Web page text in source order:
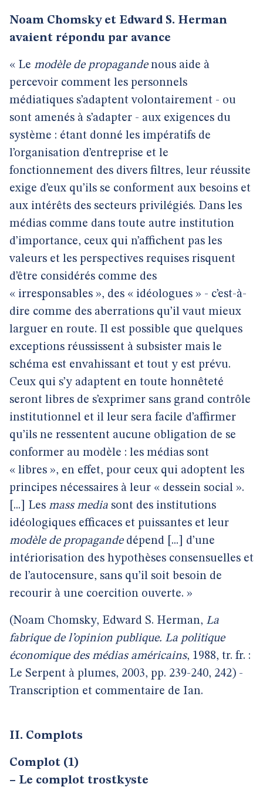
Noam Chomsky et Edward S. Herman
avaient répondu par avance
« Le modèle de propagandenous aide à
percevoir comment les personnels
médiatiques s’adaptent volontairement - ou
sont amenés à s’adapter - aux exigences du
système : étant donné les impératifs de
l’organisation d’entreprise et le
fonctionnement des divers filtres, leur réussite
exige d’eux qu’ils se conforment aux besoins et
aux intérêts des secteurs privilégiés. Dans les
médias comme dans toute autre institution
d’importance, ceux qui n’affichent pas les
valeurs et les perspectives requises risquent
d’être considérés comme des
« irresponsables », des « idéologues » - c’est-à-
dire comme des aberrations qu’il vaut mieux
larguer en route. Il est possible que quelques
exceptions réussissent à subsister mais le
schéma est envahissant et tout y est prévu.
Ceux qui s’y adaptent en toute honnêteté
seront libres de s’exprimer sans grand contrôle
institutionnel et il leur sera facile d’affirmer
qu’ils ne ressentent aucune obligation de se
conformer au modèle : les médias sont
« libres », en effet, pour ceux qui adoptent les
principes nécessaires à leur « dessein social ».
[...] Les mass media sont des institutions
idéologiques efficaces et puissantes et leur
modèle de propagandedépend [...] d’une
intériorisation des hypothèses consensuelles et
de l’autocensure, sans qu’il soit besoin de
recourir à une coercition ouverte. »
(Noam Chomsky, Edward S. Herman, La
fabrique de l’opinion publique. La politique
économique des médias américains, 1988, tr. fr. :
Le Serpent à plumes, 2003, pp. 239-240, 242) -
Transcription et commentaire de Ian.
II. Complots
Complot (1)
– Le complot trostkyste